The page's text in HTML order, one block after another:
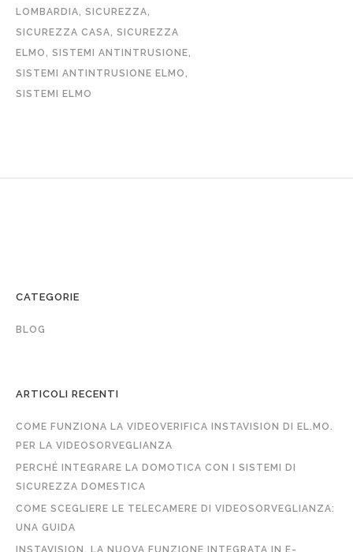
LOMBARDIA, SICUREZZA,
SICUREZZA CASA, SICUREZZA
ELMO, SISTEMI ANTINTRUSIONE,
SISTEMI ANTINTRUSIONE ELMO,
SISTEMI ELMO
CATEGORIE
BLOG
ARTICOLI RECENTI
COME FUNZIONA LA VIDEOVERIFICA INSTAVISION DI EL.MO.
PER LA VIDEOSORVEGLIANZA
PERCHÉ INTEGRARE LA DOMOTICA CON I SISTEMI DI
SICUREZZA DOMESTICA
COME SCEGLIERE LE TELECAMERE DI VIDEOSORVEGLIANZA:
UNA GUIDA
INSTAVISION, LA NUOVA FUNZIONE INTEGRATA IN E-